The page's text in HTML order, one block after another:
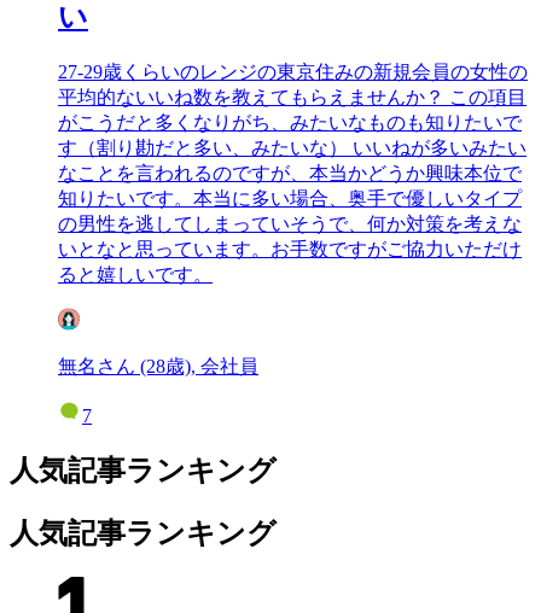
い
27-29歳くらいのレンジの東京住みの新規会員の女性の
平均的ないいね数を教えてもらえませんか？ この項目
がこうだと多くなりがち、みたいなものも知りたいで
す（割り勘だと多い、みたいな） いいねが多いみたい
なことを言われるのですが、本当かどうか興味本位で
知りたいです。本当に多い場合、奥手で優しいタイプ
の男性を逃してしまっていそうで、何か対策を考えな
いとなと思っています。お手数ですがご協力いただけ
ると嬉しいです。
無名さん (28歳), 会社員
7
人気記事ランキング
人気記事ランキング